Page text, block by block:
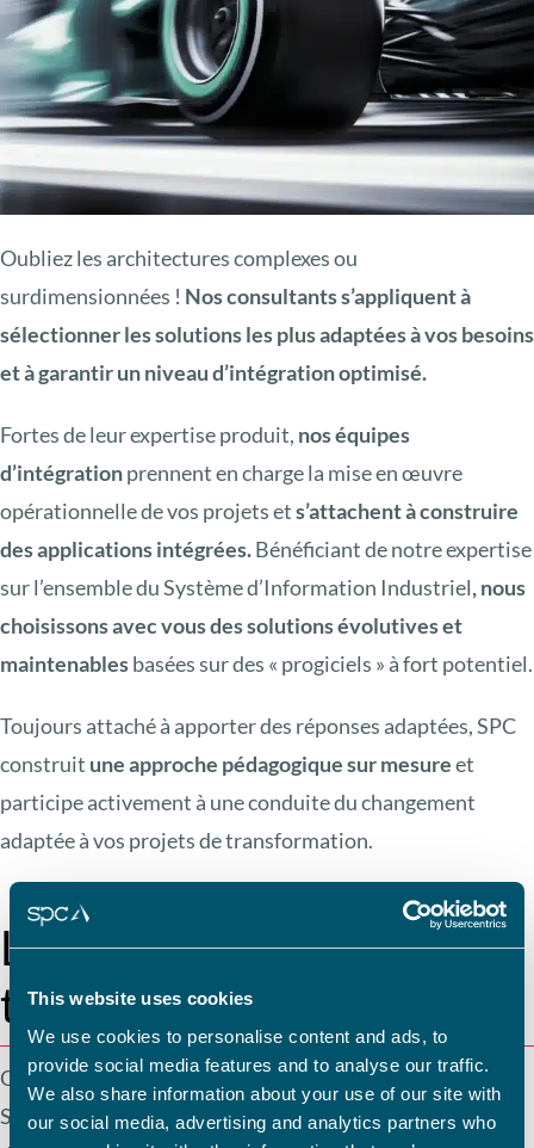
This website uses cookies
We use cookies to personalise content and ads, to
provide social media features and to analyse our traffic.
We also share information about your use of our site with
our social media, advertising and analytics partners who
Oubliez les architectures complexes ou
surdimensionnées ! Nos consultants s’appliquent à
sélectionner les solutions les plus adaptées à vos besoins
et à garantir un niveau d’intégration optimisé.
Fortes de leur expertise produit, nos équipes
d’intégrationprennent en charge la mise en œuvre
opérationnelle de vos projets ets’attachent à construire
des applications intégrées.Bénéficiant de notre expertise
sur l’ensemble du Système d’Information Industriel, nous
choisissons avec vous des solutions évolutives et
maintenablesbasées sur des « progiciels » à fort potentiel.
Toujours attaché à apporter des réponses adaptées, SPC
construit une approche pédagogique sur mesureet
participe activement à une conduite du changement
adaptée à vos projets de transformation.
Les MES au cœur de la
transformation digitale
Que vous partiez d’un besoin global ou très localisé, le
Système d’Information Industriel est un patchwork